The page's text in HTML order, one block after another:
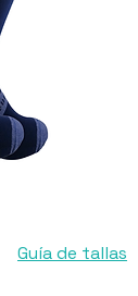
Guía de tallas